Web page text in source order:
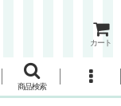
カート
商品検索